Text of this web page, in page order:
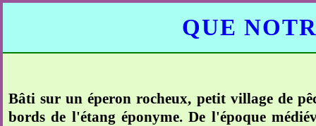
QUE
Bâti sur un éperon rocheux, petit village de
bords de l'étang éponyme. De l'époque